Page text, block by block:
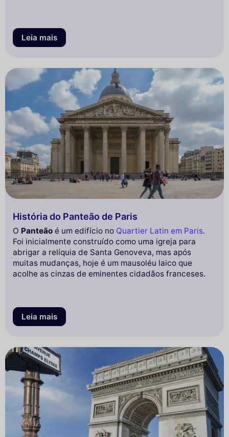
Leia mais
História do Panteão de Paris
O Panteão é um edifício no Quartier Latin em Paris.
Foi inicialmente construído como uma igreja para
abrigar a relíquia de Santa Genoveva, mas após
muitas mudanças, hoje é um mausoléu laico que
acolhe as cinzas de eminentes cidadãos franceses.
Leia mais